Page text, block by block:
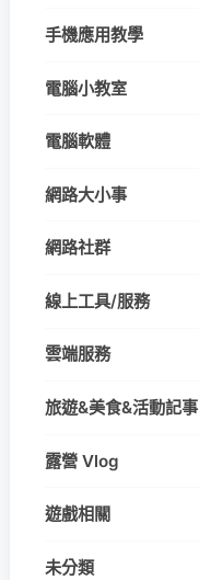
手機應用教學
電腦小教室
電腦軟體
網路大小事
網路社群
線上工具/服務
雲端服務
旅遊&美食&活動記事
露營 Vlog
遊戲相關
未分類